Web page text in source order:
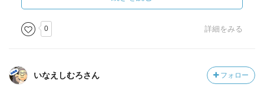
大変である。
後半は、予想したようなアクションとくるくると変化する
の集中力が切れたのか、特に会話部分の訳が雑になってく
るのがわかる。
0 詳細をみる
いなえしむろさん フォロー